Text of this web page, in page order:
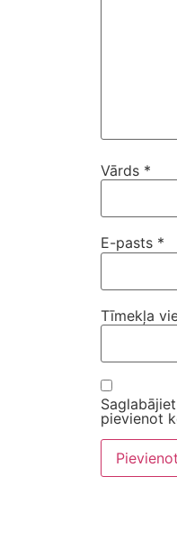
Vārds *
E-pasts *
Tīmekļa
pievienot